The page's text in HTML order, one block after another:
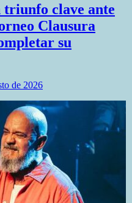
triunfo clave ante
Clausura
su
de 2026